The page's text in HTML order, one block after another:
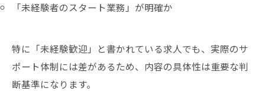
「未経験者のスタート業務」が明確か
特に「未経験歓迎」と書かれている求人でも、実際のサ
ポート体制には差があるため、内容の具体性は重要な判
断基準になります。